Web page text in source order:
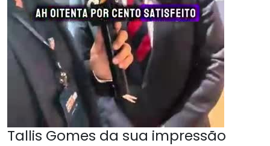
Tallis Gomes da sua impressão